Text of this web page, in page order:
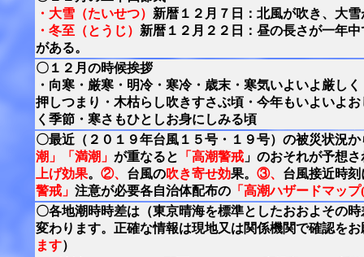
・大雪（たいせつ） 新暦１２月７日：北風が吹き、大
・冬至（とうじ） 新暦１２月２２日：昼の長さが一年
がある。
〇１２月の時候挨拶
・向寒・厳寒・明冷・寒冷・歳末・寒気いよいよ厳し
押しつまり・木枯らし吹きすさぶ頃・今年もいよいよ
く季節・寒さもひとしお身にしみる頃
〇最近（２０１９年台風１５号・１９号）の被災状況
潮」「満潮」 が重なると 「高潮警戒 」のおそれが予想
上げ効果。 ②、 台風の吹き寄せ効果。 ③、 台風接近時刻
警戒」 注意が必要各自治体配布の 「高潮ハザードマッ
〇各地潮時時差は（東京晴海を標準としたおおよその
変わります。正確な情報は現地又は関係機関で確認を
ます）